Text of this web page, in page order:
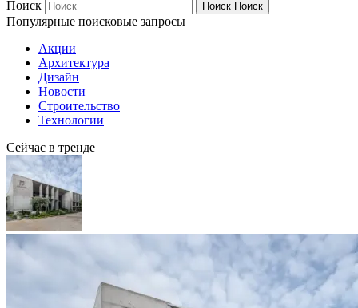
Поиск
Поиск Поиск
Популярные поисковые запросы
Акции
Архитектура
Дизайн
Новости
Строительство
Технологии
Сейчас в тренде